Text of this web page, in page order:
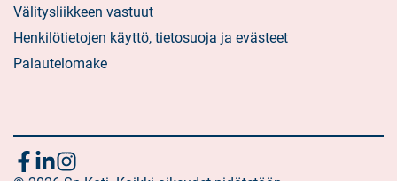
Välitysliikkeen vastuut
Henkilötietojen käyttö, tietosuoja ja evästeet
Palautelomake
Seuraa
Sosiaalinen
Sosiaalinen
Sosiaalinen